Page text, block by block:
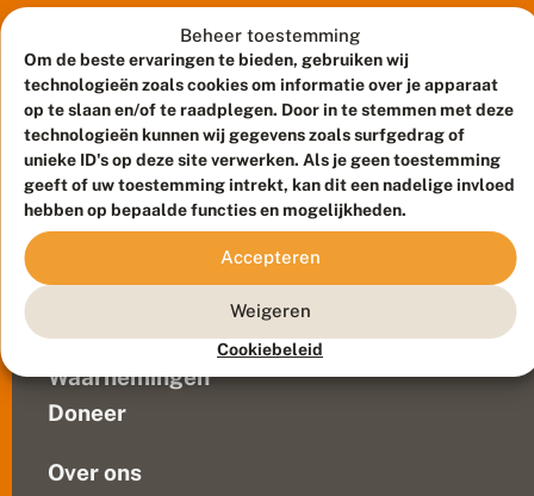
Beheer toestemming
Om de beste ervaringen te bieden, gebruiken wij
technologieën zoals cookies om informatie over je apparaat
op te slaan en/of te raadplegen. Door in te stemmen met deze
technologieën kunnen wij gegevens zoals surfgedrag of
unieke ID's op deze site verwerken. Als je geen toestemming
geeft of uw toestemming intrekt, kan dit een nadelige invloed
hebben op bepaalde functies en mogelijkheden.
Accepteren
Weigeren
Cookiebeleid
e
e
e
n
g
o
e
d
i
e
e
de
biodiversiteit
in
Nederland
neemt
af
en
daarmee
de
kwaliteit
de
ruimte.
Maar
Veelgestelde vragen
Waarnemingen
Doneer
Over ons
Meld waarnemingen
© 2026 Vlinderstichting
Duurzaam ontwikkeld doorGo2People, ontworpen door
Blue Field Agency
Disclaimer
Sitemap